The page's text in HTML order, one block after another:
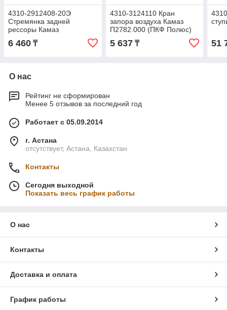
4310-2912408-20Э
Стремянка задней
рессоры Камаз
6 460 ₸
4310-3124110 Кран
запора воздуха Камаз
П2782.000 (ПКФ Полюс)
5 637₸ 51
О нас
Рейтинг не сформирован
Менее 5 отзывов за последний год
Работает с 05.09.2014
г. Астана
отсутствует, Астана, Казахстан
Контакты
Сегодня выходной
Показать весь график работы
О нас
Контакты
Доставка и оплата
График работы